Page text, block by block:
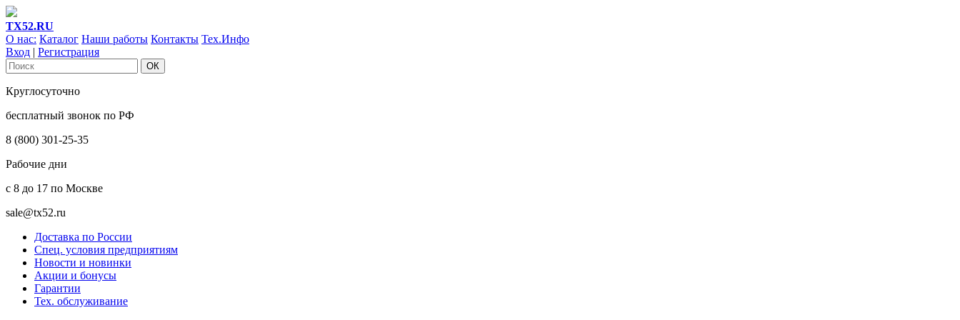
ТХ52.RU
О нас: Каталог Наши работы Контакты Тех.Инфо
Вход | Регистрация
Круглосуточно
бесплатный звонок по РФ
8 (800) 301-25-35
Рабочие дни
с 8 до 17 по Москве
sale@tx52.ru
Доставка по России
Спец. условия предприятиям
Новости и новинки
Акции и бонусы
Гарантии
Тех. обслуживание